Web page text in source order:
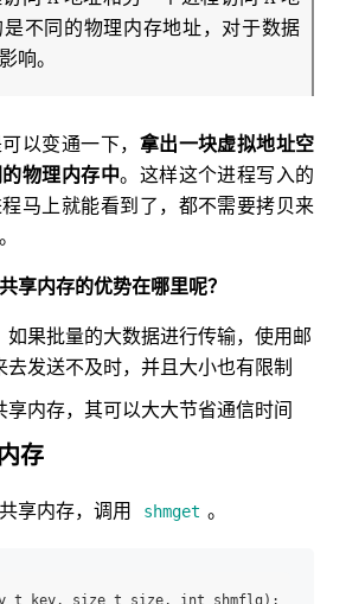
不同的物理内存地址，对于数据
响。
以变通一下， 拿出一块虚拟地址空
物理内存中。这样这个进程写入的
马上就能看到了，都不需要拷贝来
享内存的优势在哪里呢？
如果批量的大数据进行传输，使用邮
去发送不及时，并且大小也有限制
享内存，其可以大大节省通信时间
存
享内存，调用 shmget 。